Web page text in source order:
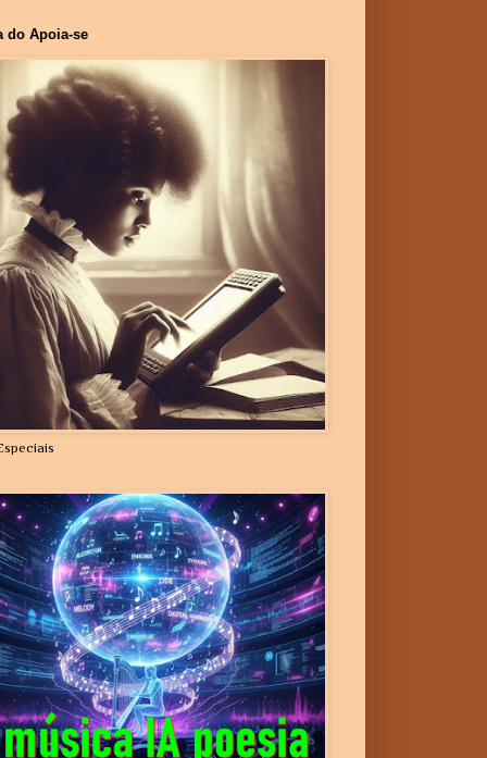
do Apoia-se